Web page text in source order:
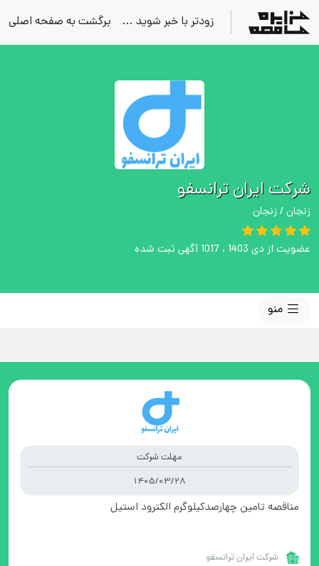
زودتر با خبر شوید ... برگشت به صفحه اصلی
شرکت ایران ترانسفو
زنجان / زنجان
عضویت از دی 1403 ، 1017 آگهی ثبت شده
مهلت شرکت
1405/03/28
مناقصه تامین چهارصدکیلوگرم الکترود استیل
شرکت ایران ترانسفو